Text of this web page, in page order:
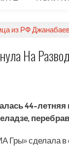
из РФ
На
44-
Гры» сделала